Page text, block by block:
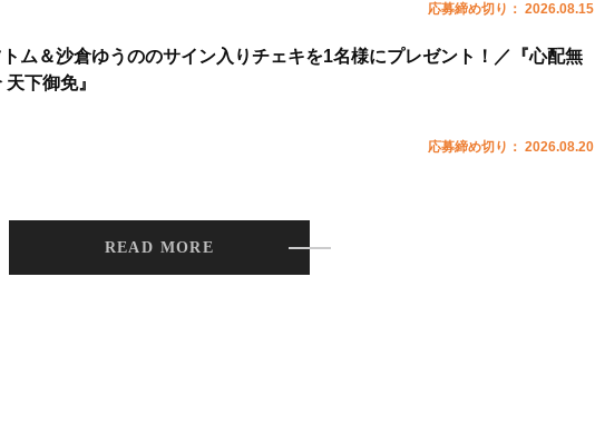
応募締め切り： 2026.08.15
トム＆沙倉ゆうののサイン入りチェキを1名様にプレゼント！／『心配無
天下御免』
応募締め切り： 2026.08.20
READ MORE